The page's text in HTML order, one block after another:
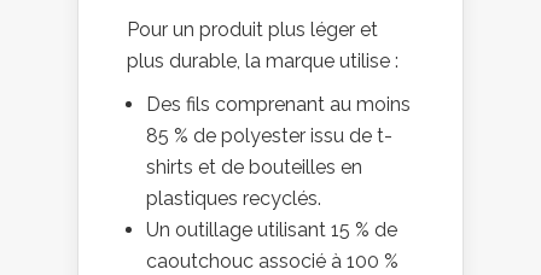
Pour un produit plus léger et
plus durable, la marque utilise :
Des fils comprenant au moins
85 % de polyester issu de t-
shirts et de bouteilles en
plastiques recyclés.
Un outillage utilisant 15 % de
caoutchouc associé à 100 %